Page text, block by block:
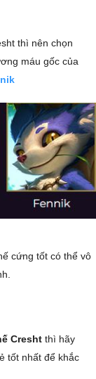
thì nên chọn
máu gốc của
cứng tốt có thể vô
Cresht thì hãy
tốt nhất để khắc